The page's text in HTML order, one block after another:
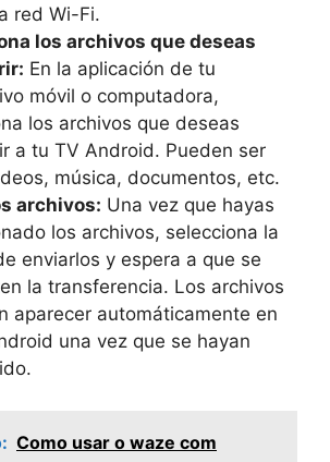
red Wi-Fi.
los archivos que deseas
En la aplicación de tu
móvil o computadora,
los archivos que deseas
a tu TV Android. Pueden ser
música, documentos, etc.
archivos: Una vez que hayas
los archivos, selecciona la
enviarlos y espera a que se
la transferencia. Los archivos
aparecer automáticamente en
una vez que se hayan
Como usar o waze com